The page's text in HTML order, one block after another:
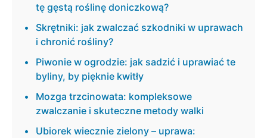
tę gęstą roślinę doniczkową?
Skrętniki: jak zwalczać szkodniki w uprawach
i chronić rośliny?
Piwonie w ogrodzie: jak sadzić i uprawiać te
byliny, by pięknie kwitły
Mozga trzcinowata: kompleksowe
zwalczanie i skuteczne metody walki
Ubiorek wiecznie zielony – uprawa: